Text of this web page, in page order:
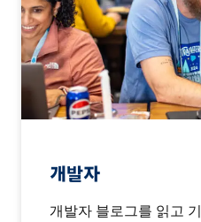
개발자
개발자 블로그를 읽고